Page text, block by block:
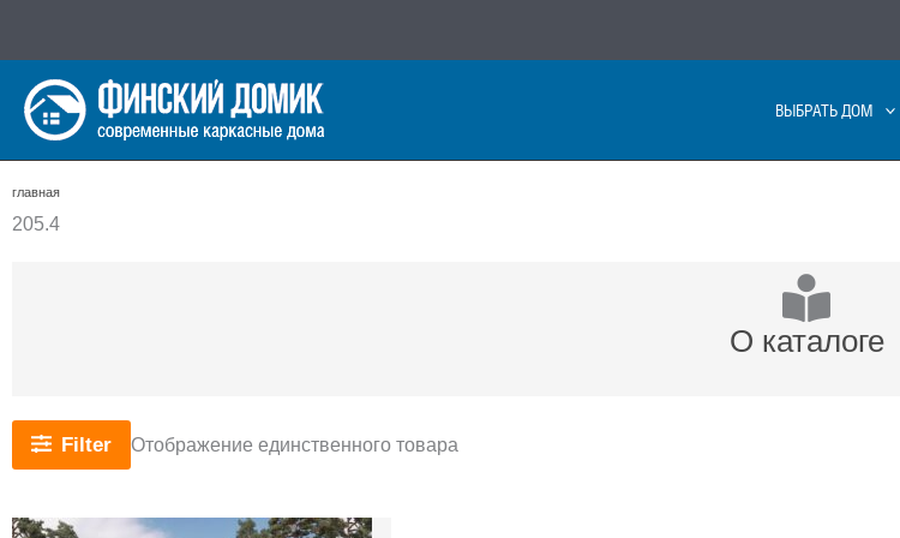
к
содержимому
ВЫБРАТЬ ДОМ
главная
205.4
О каталоге
Filter Отображение единственного товара